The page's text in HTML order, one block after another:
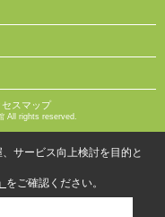
セスマップ
All rights reserved.
サービス向上検討を目的と
をご確認ください。